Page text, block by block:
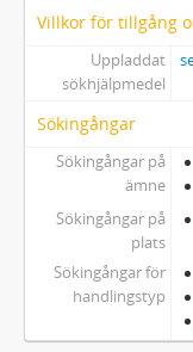
Villkor för tillgång
Uppladdat
sökhjälpmedel
Sökingångar
Sökingångar på
ämne
Sökingångar på
plats
Sökingångar för
handlingstyp